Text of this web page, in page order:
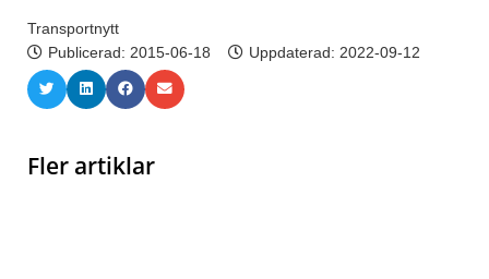
Transportnytt
Publicerad: 2015-06-18 Uppdaterad: 2022-09-12
Fler artiklar